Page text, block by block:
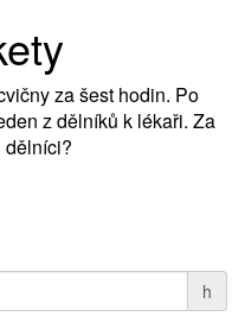
za šest hodin. Po
z dělníků k lékaři. Za
dělníci?
h